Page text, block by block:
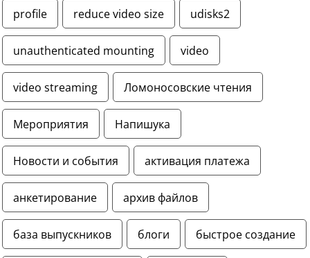
profile reduce video size udisks2
unauthenticated mounting video
video streaming Ломоносовские чтения
Мероприятия Напишука
Новости и события активация платежа
анкетирование архив файлов
база выпускников блоги быстрое создание